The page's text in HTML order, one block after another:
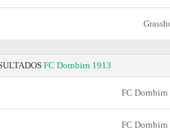
FC Dornbirn 1913
FC Dornbirn
FC Dornbirn